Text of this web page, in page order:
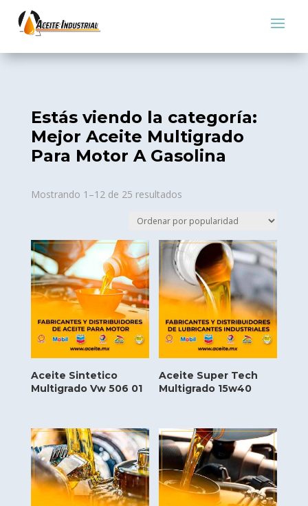
Estás viendo la categoría:
Mejor Aceite Multigrado
Para Motor A Gasolina
Mostrando 1–12 de 25 resultadosSorted
popularity
Aceite Sintetico
Multigrado Vw 506 01
Aceite Super Tech
Multigrado 15w40